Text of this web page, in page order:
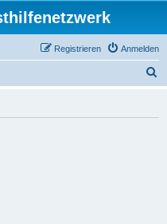
Anmelden
Registrieren